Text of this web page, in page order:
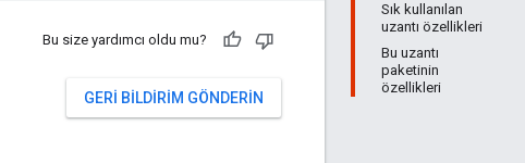
Sık kullanılan
uzantı özellikleri
Bu uzantı
paketinin
özellikleri
Bu size yardımcı oldu mu?
GERI BILDIRIM GÖNDERIN